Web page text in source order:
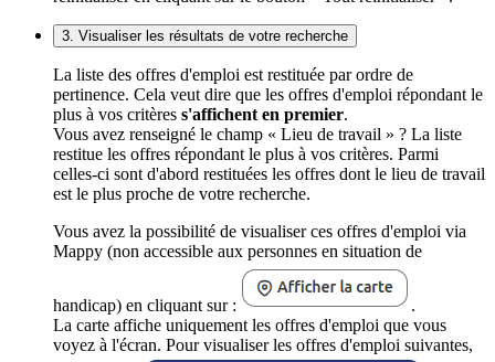
3. Visualiser les résultats de votre recherche
La liste des offres d'emploi est restituée par ordre de
pertinence. Cela veut dire que les offres d'emploi répondant le
plus à vos critères s'affichent en premier.
Vous avez renseigné le champ « Lieu de travail » ? La liste
restitue les offres répondant le plus à vos critères. Parmi
celles-ci sont d'abord restituées les offres dont le lieu de travail
est le plus proche de votre recherche.
Vous avez la possibilité de visualiser ces offres d'emploi via
Mappy (non accessible aux personnes en situation de
handicap) en cliquant sur :
.
La carte affiche uniquement les offres d'emploi que vous
voyez à l'écran. Pour visualiser les offres d'emploi suivantes,